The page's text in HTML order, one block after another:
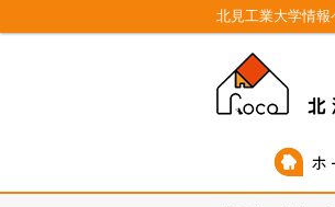
北見工業大学情